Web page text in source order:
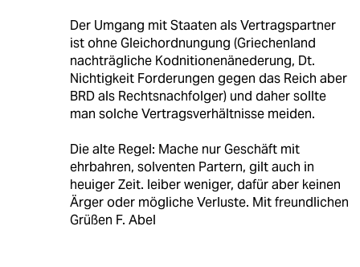
Der Umgang mit Staaten als Vertragspartner
ist ohne Gleichordnungung (Griechenland
nachträgliche Kodnitionenänederung, Dt.
Nichtigkeit Forderungen gegen das Reich aber
BRD als Rechtsnachfolger) und daher sollte
man solche Vertragsverhältnisse meiden.
Die alte Regel: Mache nur Geschäft mit
ehrbahren, solventen Partern, gilt auch in
heuiger Zeit. leiber weniger, dafür aber keinen
Ärger oder mögliche Verluste. Mit freundlichen
Grüßen F. Abel